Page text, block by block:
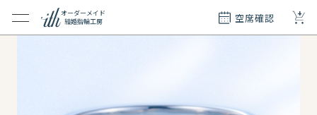
オーダーメイド
結婚指輪工房
空席確認 +